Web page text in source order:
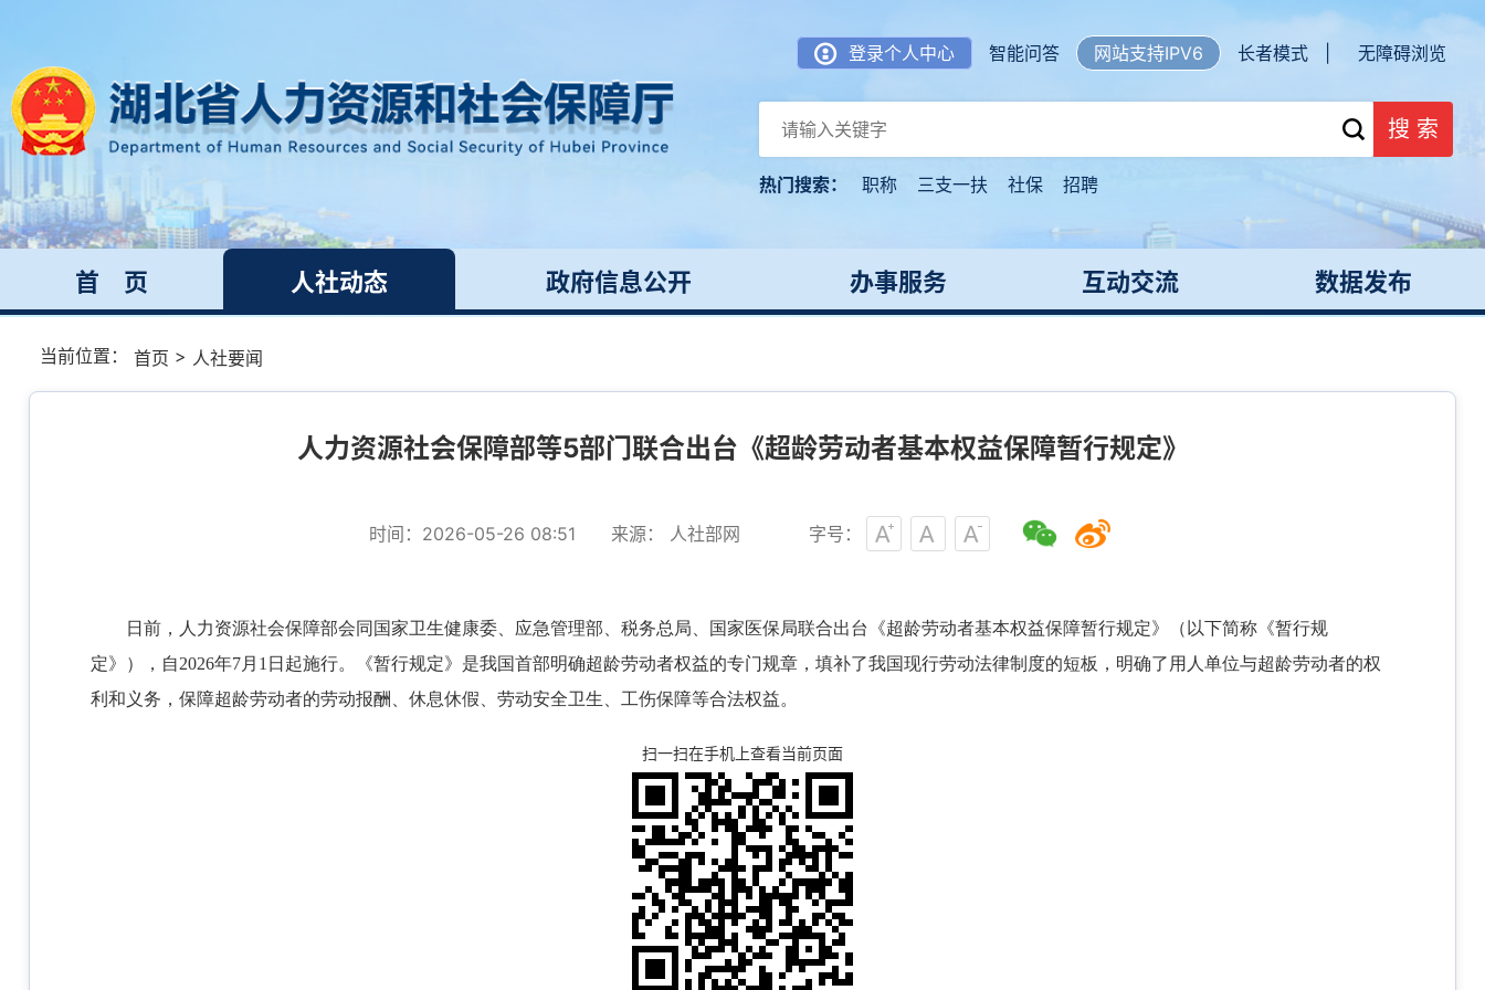
登录个人中心 智能问答 网站支持IPV6 长者模式 | 无障碍浏览
搜 索
热门搜索： 职称 三支一扶 社保 招聘
首 页 人社动态 政府信息公开 办事服务 互动交流 数据发布
当前位置： 首页 > 人社要闻
人力资源社会保障部等5部门联合出台《超龄劳动者基本权益保障暂行规定》
时间：2026-05-26 08:51 来源： 人社部网 字号：
日前，人力资源社会保障部会同国家卫生健康委、应急管理部、税务总局、国家医保局联合出台《超龄劳动者基本权益保障暂行规定》（以下简称《暂行规
定》），自2026年7月1日起施行。《暂行规定》是我国首部明确超龄劳动者权益的专门规章，填补了我国现行劳动法律制度的短板，明确了用人单位与超龄劳动者的权
利和义务，保障超龄劳动者的劳动报酬、休息休假、劳动安全卫生、工伤保障等合法权益。
扫一扫在手机上查看当前页面